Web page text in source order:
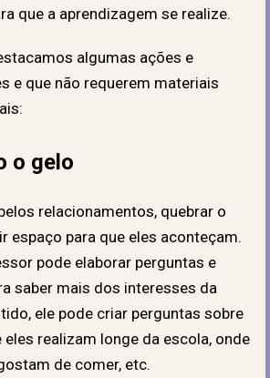
que a aprendizagem se realize.
algumas ações e
e que não requerem materiais
o gelo
relacionamentos, quebrar o
espaço para que eles aconteçam.
pode elaborar perguntas e
saber mais dos interesses da
ele pode criar perguntas sobre
realizam longe da escola, onde
de comer, etc.